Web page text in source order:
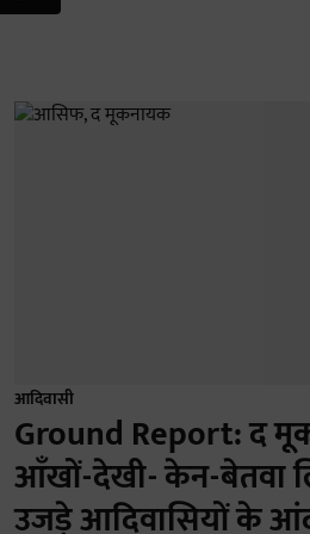
आदिवासी
Ground Report: द
आँखों-देखी- केन-बेतवा
उजड़े आदिवासियों के